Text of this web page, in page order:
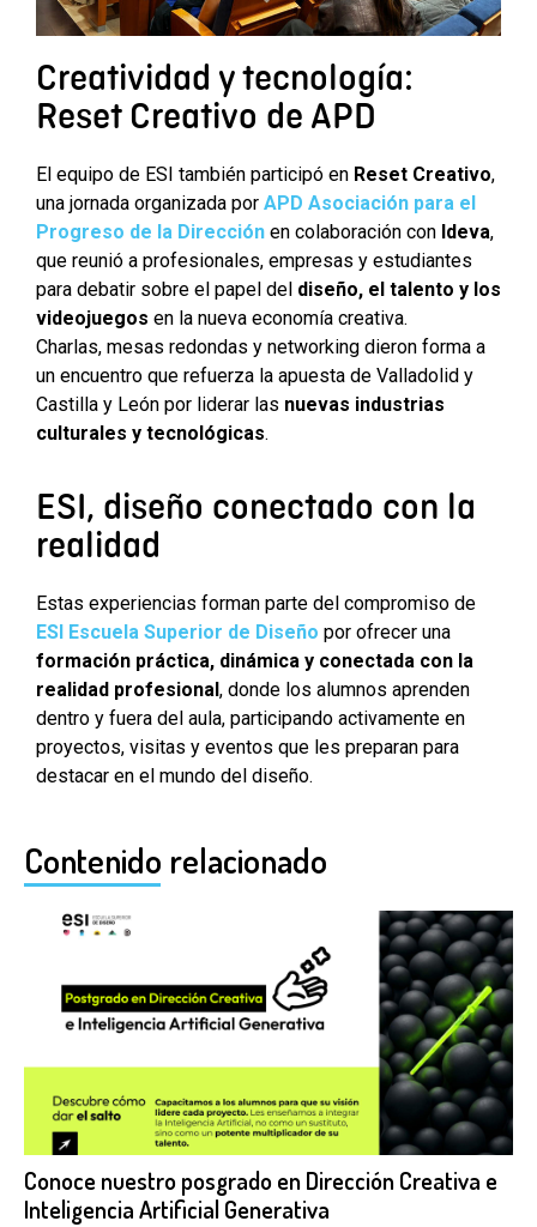
Creatividad y tecnología:
Reset Creativo de APD
El equipo de ESI también participó en Reset Creativo,
una jornada organizada por APD Asociación para el
Progreso de la Dirección en colaboración con Ideva,
que reunió a profesionales, empresas y estudiantes
para debatir sobre el papel del diseño, el talento y los
videojuegos en la nueva economía creativa.
Charlas, mesas redondas y networking dieron forma a
un encuentro que refuerza la apuesta de Valladolid y
Castilla y León por liderar las nuevas industrias
culturales y tecnológicas.
ESI, diseño conectado con la
realidad
Estas experiencias forman parte del compromiso de
ESI Escuela Superior de Diseño por ofrecer una
formación práctica, dinámica y conectada con la
realidad profesional, donde los alumnos aprenden
dentro y fuera del aula, participando activamente en
proyectos, visitas y eventos que les preparan para
destacar en el mundo del diseño.
Contenido relacionado
Conoce nuestro posgrado en Dirección Creativa e
Inteligencia Artificial Generativa